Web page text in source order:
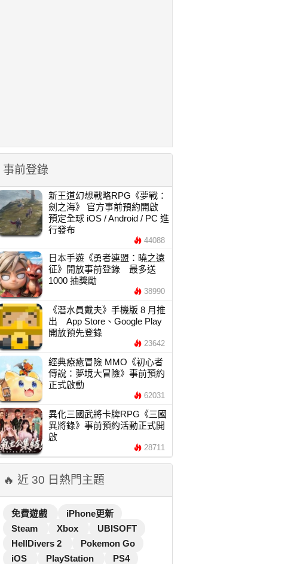
事前登錄
新王道幻想戰略RPG《夢戰：
劍之海》 官方事前預約開啟
預定全球 iOS / Android / PC 進
行發布
44088
日本手遊《勇者連盟：曉之遠
征》開放事前登錄 最多送
1000 抽獎勵
38990
《潛水員戴夫》手機版 8 月推
出 App Store、Google Play
開放預先登錄
23642
經典療癒冒險 MMO《初心者
傳說：夢境大冒險》事前預約
正式啟動
62031
異化三國武將卡牌RPG《三國
異將錄》事前預約活動正式開
啟
28711
🔥 近 30 日熱門主題
免費遊戲
iPhone更新
Steam
Xbox
UBISOFT
HellDivers 2
Pokemon Go
iOS
PlayStation
PS4